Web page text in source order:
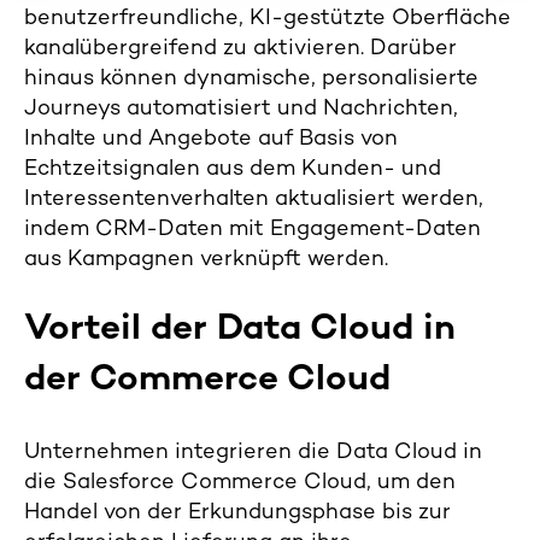
benutzerfreundliche, KI-gestützte Oberfläche
kanalübergreifend zu aktivieren. Darüber
hinaus können dynamische, personalisierte
Journeys automatisiert und Nachrichten,
Inhalte und Angebote auf Basis von
Echtzeitsignalen aus dem Kunden- und
Interessentenverhalten aktualisiert werden,
indem CRM-Daten mit Engagement-Daten
aus Kampagnen verknüpft werden.
Vorteil der Data Cloud in
der Commerce Cloud
Unternehmen integrieren die Data Cloud in
die Salesforce Commerce Cloud, um den
Handel von der Erkundungsphase bis zur